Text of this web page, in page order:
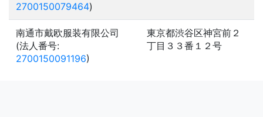
2700150079464)
南通市戴欧服装有限公司
(法人番号:
2700150091196)
東京都渋谷区神宮前２
丁目３３番１２号